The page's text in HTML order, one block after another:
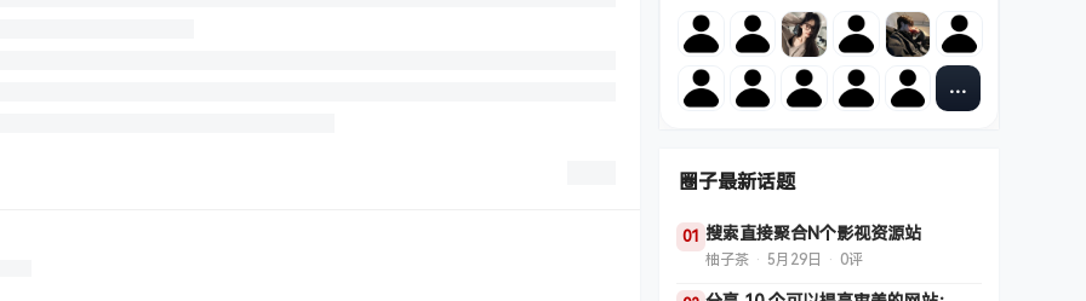
圈子最新话题
01 搜索直接聚合N个影视资源站
柚子茶 · 5月29日 · 0评